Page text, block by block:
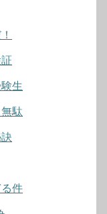
生
駄
件